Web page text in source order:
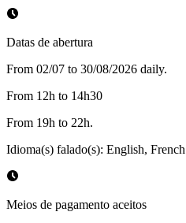
Datas de abertura
From 02/07 to 30/08/2026 daily.
From 12h to 14h30
From 19h to 22h.
Idioma(s) falado(s): English, French
Meios de pagamento aceitos